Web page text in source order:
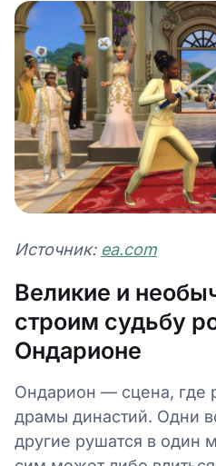
Источник: ea.com
Великие и
строим судьбу
Ондарионе
Ондарион — сцена, где
драмы династий. Одни
другие рушатся в один